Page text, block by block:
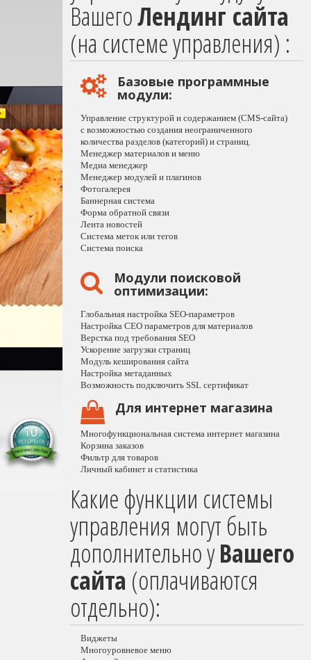
ВашегоЛендинг сайта
(на системе управления) :
Базовые программные
модули:
Управление структурой и содержанием (CMS-сайта)
с возможностью создания неограниченного
количества разделов (категорий) и страниц.
Менеджер материалов и меню
Медиа менеджер
Менеджер модулей и плагинов
Фотогалерея
Баннерная система
Форма обратной связи
Лента новостей
Система меток или тегов
Система поиска
Модули поисковой
оптимизации:
Глобальная настройка SEO-параметров
Настройка СЕО параметров для материалов
Верстка под требования SEO
Ускорение загрузки страниц
Модуль кеширования сайта
Настройка метаданных
Возможность подключить SSL сертификат
Для интернет магазина
Многофункциональная система интернет магазина
Корзина заказов
Фильтр для товаров
Личный кабинет и статистика
Какие функции системы
управления могут быть
дополнительно уВашего
сайта (оплачиваются
отдельно):
Виджеты
Многоуровневое меню